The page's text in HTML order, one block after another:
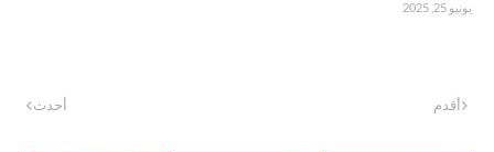
يونيو 25, 2025
أحدث أقدم